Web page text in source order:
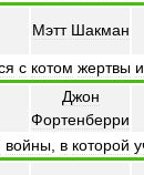
Мэтт Шакман
с котом жертвы и
Джон
Фортенберри
войны в которой